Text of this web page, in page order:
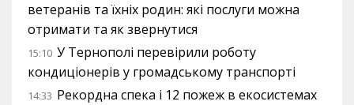
ветеранів та їхніх родин: які послуги можна
отримати та як звернутися
15:10 У Тернополі перевірили роботу
кондиціонерів у громадському транспорті
14:33 Рекордна спека і 12 пожеж в екосистемах